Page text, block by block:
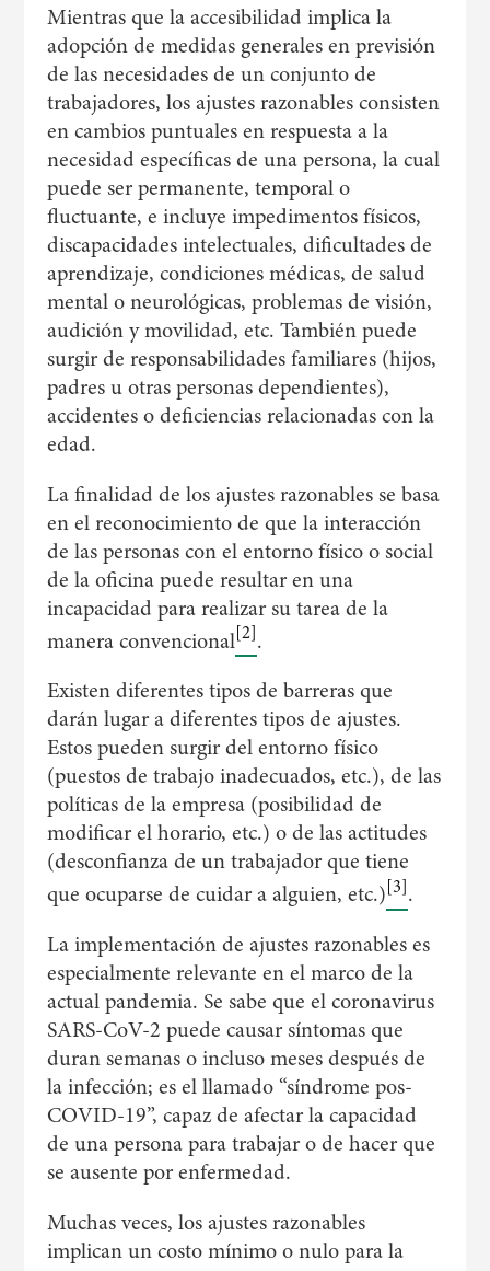
Mientras que la accesibilidad implica la
adopción de medidas generales en previsión
de las necesidades de un conjunto de
trabajadores, los ajustes razonables consisten
en cambios puntuales en respuesta a la
necesidad específicas de una persona, la cual
puede ser permanente, temporal o
fluctuante, e incluye impedimentos físicos,
discapacidades intelectuales, dificultades de
aprendizaje, condiciones médicas, de salud
mental o neurológicas, problemas de visión,
audición y movilidad, etc. También puede
surgir de responsabilidades familiares (hijos,
padres u otras personas dependientes),
accidentes o deficiencias relacionadas con la
edad.
La finalidad de los ajustes razonables se basa
en el reconocimiento de que la interacción
de las personas con el entorno físico o social
de la oficina puede resultar en una
incapacidad para realizar su tarea de la
manera convencional[2].
Existen diferentes tipos de barreras que
darán lugar a diferentes tipos de ajustes.
Estos pueden surgir del entorno físico
(puestos de trabajo inadecuados, etc.), de las
políticas de la empresa (posibilidad de
modificar el horario, etc.) o de las actitudes
(desconfianza de un trabajador que tiene
que ocuparse de cuidar a alguien, etc.)[3].
La implementación de ajustes razonables es
especialmente relevante en el marco de la
actual pandemia. Se sabe que el coronavirus
SARS-CoV-2 puede causar síntomas que
duran semanas o incluso meses después de
la infección; es el llamado “síndrome pos-
COVID-19”, capaz de afectar la capacidad
de una persona para trabajar o de hacer que
se ausente por enfermedad.
Muchas veces, los ajustes razonables
implican un costo mínimo o nulo para la